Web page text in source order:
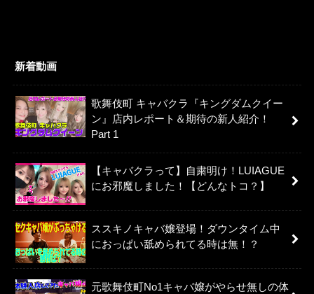
新着動画
歌舞伎町 キャバクラ『キングダムクイー
ン』店内レポート＆期待の新人紹介！
Part 1
【キャバクラって】自粛明け！LUIAGUE
にお邪魔しました！【どんなトコ？】
ススキノキャバ嬢登場！ダウンタイム中
におっぱい舐められてる時は無！？
元歌舞伎町No1キャバ嬢がやらせ無しの体